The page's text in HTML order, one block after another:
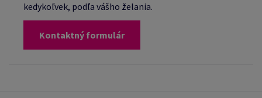
kedykoľvek, podľa vášho želania.
Kontaktný formulár